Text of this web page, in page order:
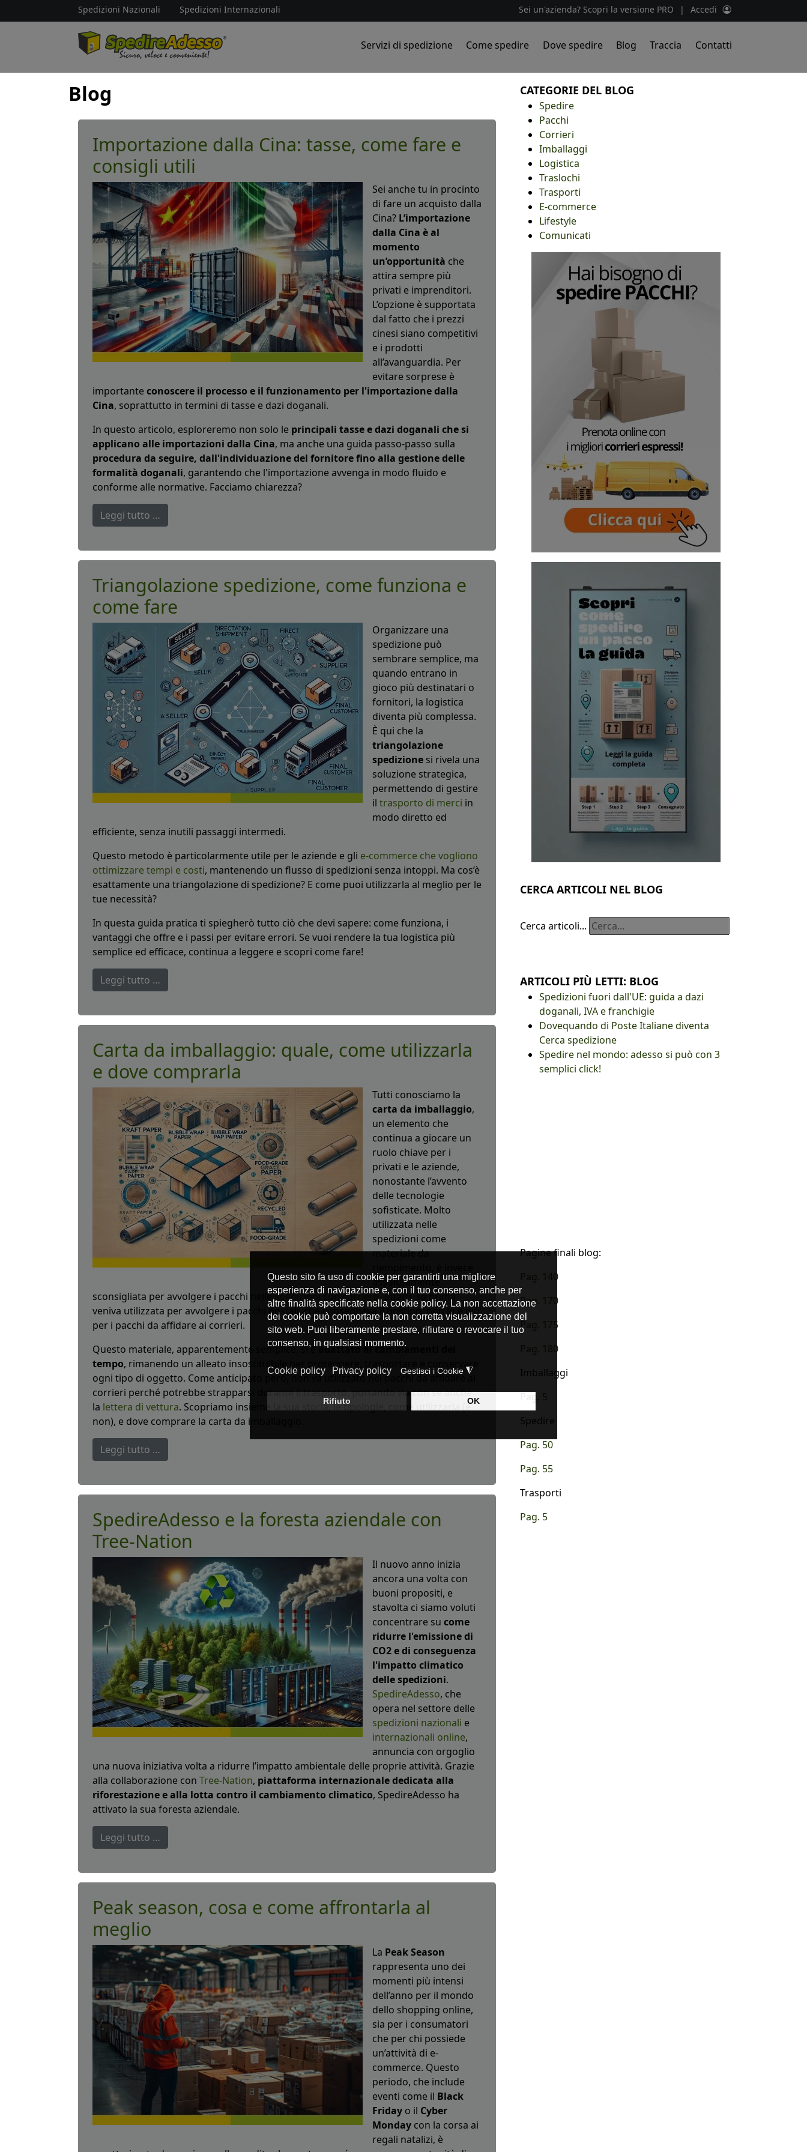
Spedizioni Nazionali Spedizioni Internazionali Sei un'azienda? Scopri la versione PRO | Accedi
Servizi di spedizione Come spedire Dove spedire Blog Traccia Contatti
Blog
Importazione dalla Cina: tasse, come fare e
consigli utili
Sei anche tu in procinto
di fare un acquisto dalla
Cina? L’importazione
dalla Cina è al
momento
un’opportunità che
attira sempre più
privati e imprenditori.
L’opzione è supportata
dal fatto che i prezzi
cinesi siano competitivi
e i prodotti
all’avanguardia. Per
evitare sorprese è
importanteconoscere il processo e il funzionamento per l'importazione dalla
Cina, soprattutto in termini di tasse e dazi doganali.
In questo articolo, esploreremo non solo le principali tasse e dazi doganali che si
applicano alle importazioni dalla Cina, ma anche una guida passo-passo sulla
procedura da seguire, dall'individuazione del fornitore fino alla gestione delle
formalità doganali, garantendo che l'importazione avvenga in modo fluido e
conforme alle normative. Facciamo chiarezza?
Leggi tutto …
Triangolazione spedizione, come funziona e
come fare
Organizzare una
spedizione può
sembrare semplice, ma
quando entrano in
gioco più destinatari o
fornitori, la logistica
diventa più complessa.
È qui che la
triangolazione
spedizione si rivela una
soluzione strategica,
permettendo di gestire
il trasporto di merci in
modo diretto ed
efficiente, senza inutili passaggi intermedi.
Questo metodo è particolarmente utile per le aziende e gli e-commerce che vogliono
ottimizzare tempi e costi, mantenendo un flusso di spedizioni senza intoppi. Ma cos’è
esattamente una triangolazione di spedizione? E come puoi utilizzarla al meglio per le
tue necessità?
In questa guida pratica ti spiegherò tutto ciò che devi sapere: come funziona, i
vantaggi che offre e i passi per evitare errori. Se vuoi rendere la tua logistica più
semplice ed efficace, continua a leggere e scopri come fare!
Leggi tutto …
Carta da imballaggio: quale, come utilizzarla
e dove comprarla
Tutti conosciamo la
carta da imballaggio,
un elemento che
continua a giocare un
ruolo chiave per i
privati e le aziende,
nonostante l’avvento
delle tecnologie
sofisticate. Molto
utilizzata nelle
spedizioni come
materiale da
assolutamente
sconsigliata per avvolgere i pacchi nellespedizioni con corriere. Infatti, se prima
veniva utilizzata per avvolgere i pacchi postali, che consegnava il postino, non lo è più
per i pacchi da affidare ai corrieri.
Questo materiale, apparentemente semplice, si èadattato ai cambiamenti del
tempo, rimanendo un alleato insostituibile per proteggere, trasportare e conservare
ogni tipo di oggetto. Come anticipato però, non va utilizzato nei pacchi da affidare ai
corrieri perché potrebbe strapparsi durante il trasporto, portando via con se anche
la lettera di vettura. Scopriamo insieme la sua storia, le tipologie, come utilizzarla (e
non), e dove comprare la carta da imballaggio.
Leggi tutto …
SpedireAdesso e la foresta aziendale con
Tree-Nation
Il nuovo anno inizia
ancora una volta con
buoni propositi, e
stavolta ci siamo voluti
concentrare su come
ridurre l'emissione di
CO2 e di conseguenza
l'impatto climatico
delle spedizioni.
SpedireAdesso, che
opera nel settore delle
spedizioni nazionali e
internazionali online,
annuncia con orgoglio
una nuova iniziativa volta a ridurre l’impatto ambientale delle proprie attività. Grazie
alla collaborazione con Tree-Nation, piattaforma internazionale dedicata alla
riforestazione e alla lotta contro il cambiamento climatico, SpedireAdesso ha
attivato la sua foresta aziendale.
Leggi tutto …
Peak season, cosa e come affrontarla al
meglio
La Peak Season
rappresenta uno dei
momenti più intensi
dell’anno per il mondo
dello shopping online,
sia per i consumatori
che per chi possiede
un’attività di e-
commerce. Questo
periodo, che include
eventi come il Black
Friday o il Cyber
Monday con la corsa ai
regali natalizi, è
CATEGORIE DEL BLOG
Spedire
Pacchi
Corrieri
Imballaggi
Logistica
Traslochi
Trasporti
E-commerce
Lifestyle
Comunicati
CERCA ARTICOLI NEL BLOG
Cerca articoli...
ARTICOLI PIÙ LETTI: BLOG
Spedizioni fuori dall'UE: guida a dazi
doganali, IVA e franchigie
Dovequando di Poste Italiane diventa
Cerca spedizione
Spedire nel mondo: adesso si può con 3
semplici click!
Pagine finali blog:
Pag. 140
Pag. 170
Pag. 175
Pag. 180
Imballaggi
Pag. 5
Spedire
Pag. 50
Pag. 55
Trasporti
Pag. 5